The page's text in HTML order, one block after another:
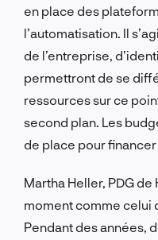
en place des
l’automatisation. Il
de l’entreprise,
permettront de se
ressources sur ce
second plan. Les
de place pour
Martha Heller, PDG
moment comme celui
Pendant des années,